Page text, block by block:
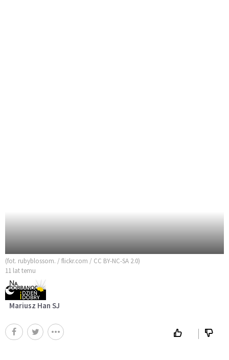
(fot. rubyblossom. / flickr.com / CC BY-NC-SA 2.0)
11 lat temu
Mariusz Han SJ